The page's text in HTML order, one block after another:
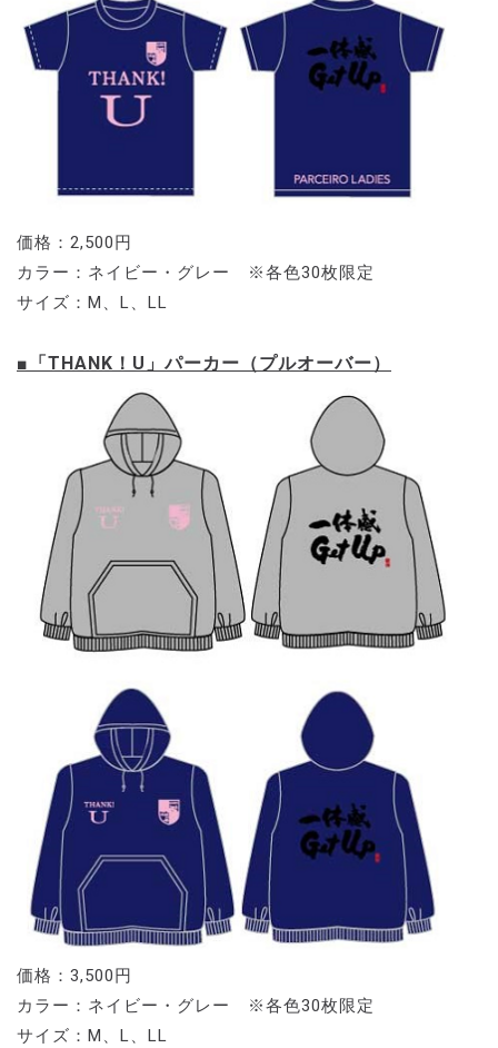
価格：2,500円
カラー：ネイビー・グレー ※各色30枚限定
サイズ：M、L、LL
■「THANK！U」パーカー（プルオーバー）
価格：3,500円
カラー：ネイビー・グレー ※各色30枚限定
サイズ：M、L、LL